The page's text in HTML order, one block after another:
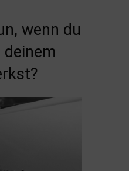
wenn du
deinem